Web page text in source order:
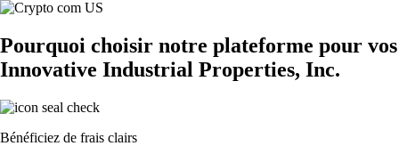
Pourquoi choisir notre plateforme pour vos
Innovative Industrial Properties, Inc.
Bénéficiez de frais clairs